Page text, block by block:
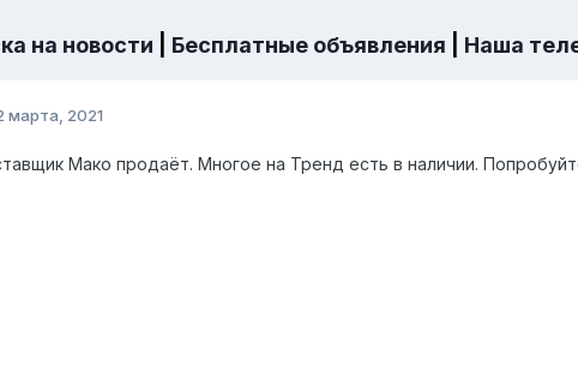
на новости Бесплатные объявления Наша
марта, 2021
Мако продаёт. Многое на Тренд есть в наличии.